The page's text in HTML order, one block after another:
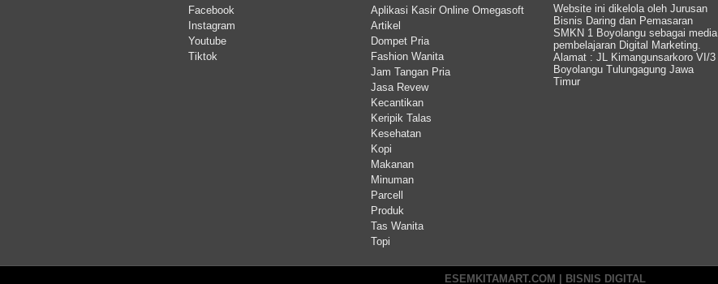
Facebook
Instagram
Youtube
Tiktok
Aplikasi Kasir Online Omegasoft
Artikel
Dompet Pria
Fashion Wanita
Jam Tangan Pria
Jasa Revew
Kecantikan
Keripik Talas
Kesehatan
Kopi
Makanan
Minuman
Parcell
Produk
Tas Wanita
Topi
Website ini dikelola oleh Jurusan
Bisnis Daring dan Pemasaran
SMKN 1 Boyolangu sebagai media
pembelajaran Digital Marketing.
Alamat : JL Kimangunsarkoro VI/3
Boyolangu Tulungagung Jawa
Timur
ESEMKITAMART.COM | BISNIS DIGITAL